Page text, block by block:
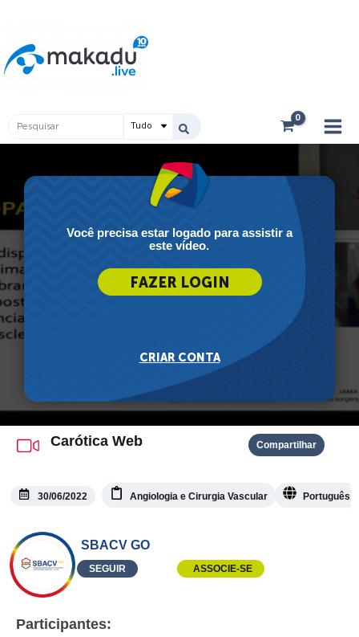
conteúdo
Pesquisar
...
Você precisa estar logado para assistir a
este vídeo.
Carótica Web Compartilhar
30/06/2022 Angiologia e Cirurgia Vascular Português
SBACV GO
SEGUIR ASSOCIE-SE
Participantes: